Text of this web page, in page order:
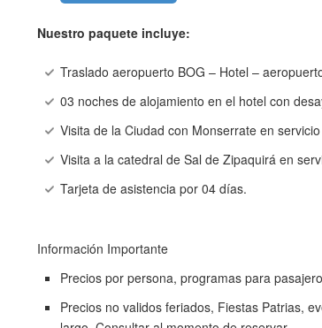
Nuestro paquete incluye:
Traslado aeropuerto BOG – Hotel –
03 noches de alojamiento en el hotel con
Visita de la Ciudad con Monserrate en
Visita a la catedral de Sal de Zipaquirá en
Tarjeta de asistencia por 04 días.
Información Importante
Precios por persona, programas para
Precios no validos feriados, Fiestas Patrias,